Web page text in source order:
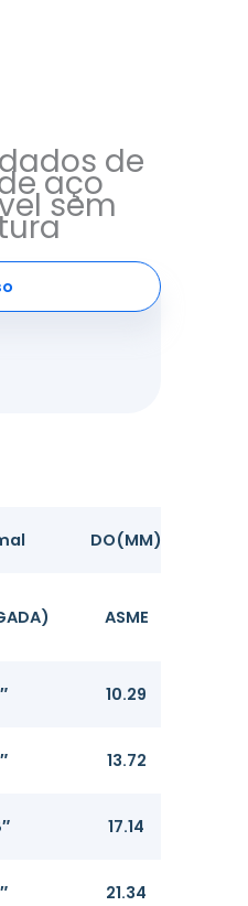
de
aço
sem
DO(MM)
ASME
10.29
13.72
17.14
21.34